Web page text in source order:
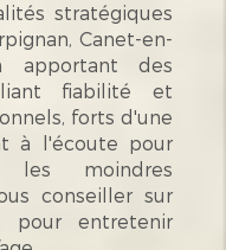
stratégiques
Canet-en-
apportant des
fiabilité et
forts d'une
à l'écoute pour
moindres
conseiller sur
pour entretenir